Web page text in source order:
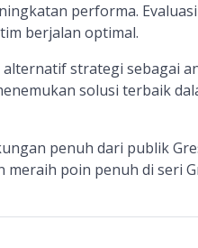
performa.
berjalan optimal.
strategi sebagai
solusi terbaik
penuh dari publik
poin penuh di seri